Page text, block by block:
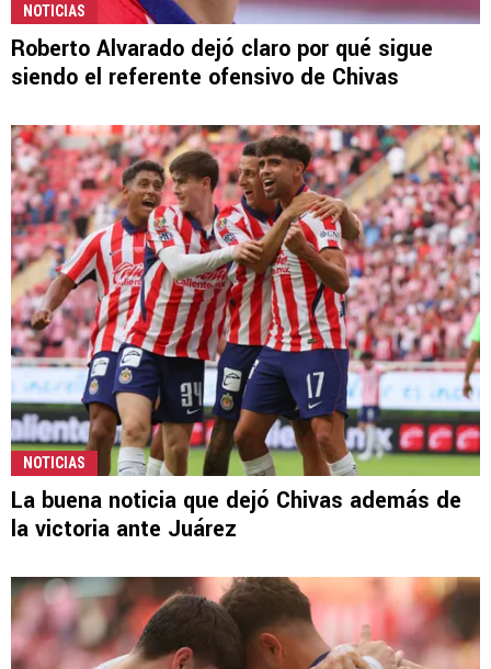
NOTICIAS
Roberto Alvarado dejó claro por qué sigue
siendo el referente ofensivo de Chivas
NOTICIAS
La buena noticia que dejó Chivas además de
la victoria ante Juárez